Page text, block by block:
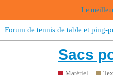
Le
Forum de tennis de table et ping-
Sacs
Matériel